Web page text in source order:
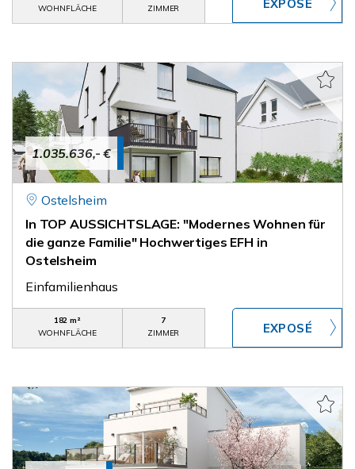
WOHNFLÄCHE
ZIMMER
1.035.636,- €
Ostelsheim
In TOP AUSSICHTSLAGE: "Modernes Wohnen für
die ganze Familie" Hochwertiges EFH in
Ostelsheim
Einfamilienhaus
182 m²
WOHNFLÄCHE
7
ZIMMER